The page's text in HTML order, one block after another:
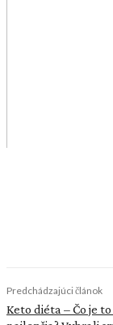
Predchádzajúci článok
Keto diéta – Čo je